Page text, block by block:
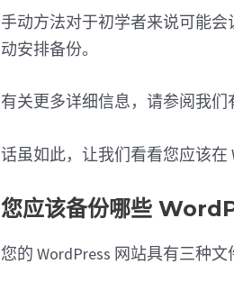
手动方法对于初学者来说可能
动安排备份。
有关更多详细信息，请参阅我们
话虽如此，让我们看看您应该在
您应该备份哪些
您的 WordPress 网站具有三种文